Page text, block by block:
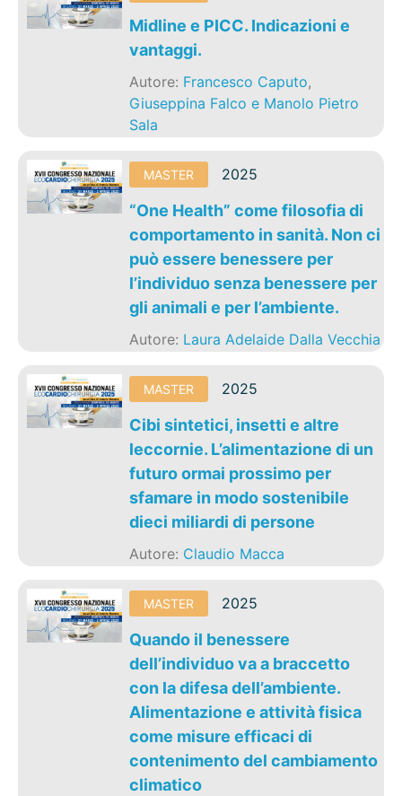
Midline e PICC. Indicazioni e
vantaggi.
Autore: Francesco Caputo,
Giuseppina Falco e Manolo Pietro
Sala
MASTER 2025
“One Health” come filosofia di
comportamento in sanità. Non ci
può essere benessere per
l’individuo senza benessere per
gli animali e per l’ambiente.
Autore: Laura Adelaide Dalla Vecchia
MASTER 2025
Cibi sintetici, insetti e altre
leccornie. L’alimentazione di un
futuro ormai prossimo per
sfamare in modo sostenibile
dieci miliardi di persone
Autore: Claudio Macca
MASTER 2025
Quando il benessere
dell’individuo va a braccetto
con la difesa dell’ambiente.
Alimentazione e attività fisica
come misure efficaci di
contenimento del cambiamento
climatico